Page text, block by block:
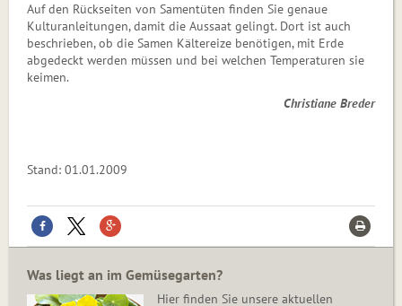
Auf den Rückseiten von Samentüten finden Sie genaue
Kulturanleitungen, damit die Aussaat gelingt. Dort ist auch
beschrieben, ob die Samen Kältereize benötigen, mit Erde
abgedeckt werden müssen und bei welchen Temperaturen sie
keimen.
Christiane Breder
Stand: 01.01.2009
Was liegt an im Gemüsegarten?
Hier finden Sie unsere aktuellen